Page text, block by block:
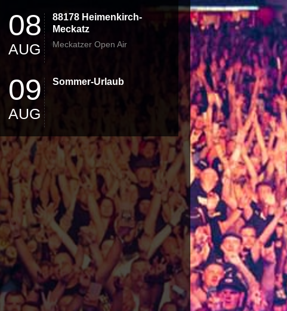
08
AUG
88178 Heimenkirch-
Meckatz
Meckatzer Open Air
09
AUG
Sommer-Urlaub